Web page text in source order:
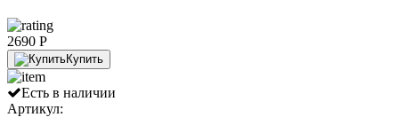
2690 P
Купить
Есть в наличии
Артикул: